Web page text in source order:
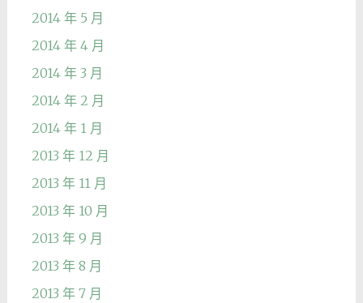
2014 年 5 月
2014 年 4 月
2014 年 3 月
2014 年 2 月
2014 年 1 月
2013 年 12 月
2013 年 11 月
2013 年 10 月
2013 年 9 月
2013 年 8 月
2013 年 7 月